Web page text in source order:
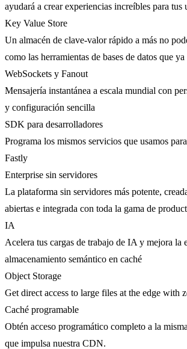
ayudará a crear experiencias increíbles para tus
Key Value Store
Un almacén de clave-valor rápido a más no
como las herramientas de bases de datos que ya
WebSockets y Fanout
Mensajería instantánea a escala mundial con
y configuración sencilla
SDK para desarrolladores
Programa los mismos servicios que usamos
Fastly
Enterprise sin servidores
La plataforma sin servidores más potente,
abiertas e integrada con toda la gama de
IA
Acelera tus cargas de trabajo de IA y mejora la
almacenamiento semántico en caché
Object Storage
Get direct access to large files at the edge with
Caché programable
Obtén acceso programático completo a la
que impulsa nuestra CDN.